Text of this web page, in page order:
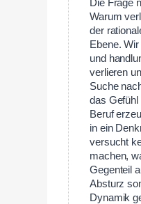
Die Frage
Warum
der
Ebene.
und
verlieren
Suche
das Gefühl
Beruf
in ein
versucht
machen,
Gegenteil
Absturz
Dynamik